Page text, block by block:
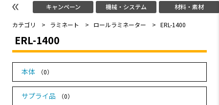
キャンペーン 機械・システム 材料・素材
カテゴリ > ラミネート > ロールラミネーター > ERL-1400
ERL-1400
本体 （0）
サプライ品 （0）